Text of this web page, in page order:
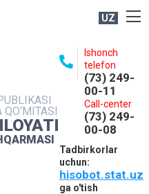
UZ
Ishonch
telefon
(73) 249-
00-11
Call-center
(73) 249-
00-08
Tadbirkorlar
uchun:
hisobot.stat.uz
ga o'tish
XIZMATI